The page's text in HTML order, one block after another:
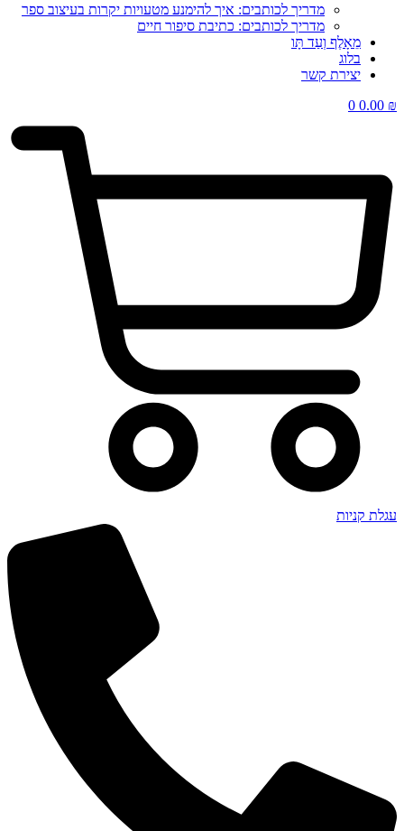
מדריך לכותבים: איך להימנע מטעויות יקרות בעיצוב ספר
מדריך לכותבים: כתיבת סיפור חיים
מֵאָלֶף וְעַד תָּו
בלוג
יצירת קשר
0.00 ₪
0
עגלת קניות